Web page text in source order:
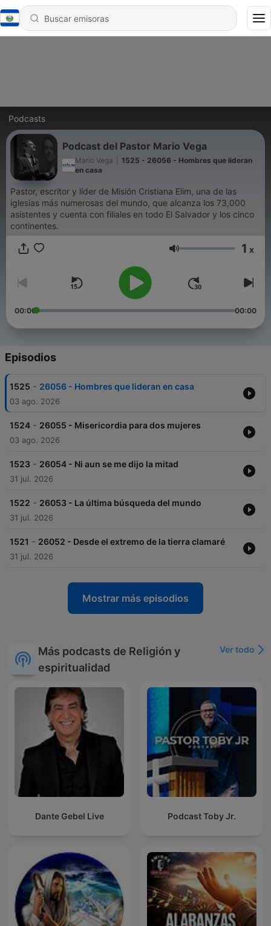
Podcasts
Podcast del Pastor Mario Vega
Mario Vega
1525 - 26056 - Hombres que lideran
en casa
Pastor, escritor y líder de Misión Cristiana Elim, una de las
iglesias más numerosas del mundo, que alcanza los 73,000
asistentes y cuenta con filiales en todo El Salvador y los cinco
continentes.
Volumen 1 x
00:00 00:00
Episodios
1525 - 26056 - Hombres que lideran en casa
03 ago. 2026
1524 - 26055 - Misericordia para dos mujeres
03 ago. 2026
1523 - 26054 - Ni aun se me dijo la mitad
31 jul. 2026
1522 - 26053 - La última búsqueda del mundo
31 jul. 2026
1521 - 26052 - Desde el extremo de la tierra clamaré
31 jul. 2026
Mostrar más episodios
Más podcasts de Religión y
espiritualidad
Ver todo
Dante Gebel Live Podcast Toby Jr.